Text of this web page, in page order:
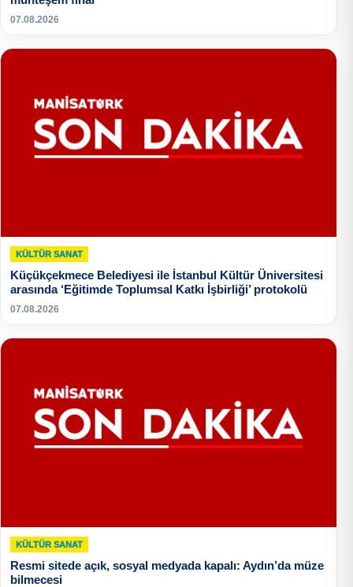
07.08.2026
KÜLTÜR SANAT
Küçükçekmece Belediyesi ile İstanbul Kültür Üniversitesi
arasında ‘Eğitimde Toplumsal Katkı İşbirliği’ protokolü
07.08.2026
KÜLTÜR SANAT
Resmi sitede açık, sosyal medyada kapalı: Aydın’da müze
bilmecesi